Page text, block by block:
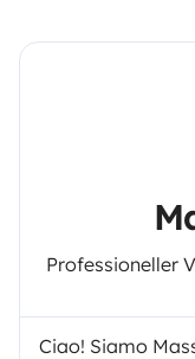
Professioneller
Ciao! Siamo